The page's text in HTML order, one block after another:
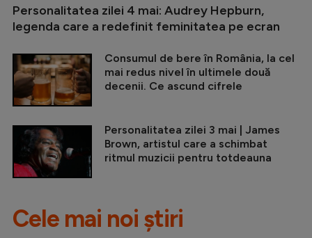
Personalitatea zilei 4 mai: Audrey Hepburn,
legenda care a redefinit feminitatea pe ecran
Consumul de bere în România, la cel
mai redus nivel în ultimele două
decenii. Ce ascund cifrele
Personalitatea zilei 3 mai | James
Brown, artistul care a schimbat
ritmul muzicii pentru totdeauna
Cele mai noi știri